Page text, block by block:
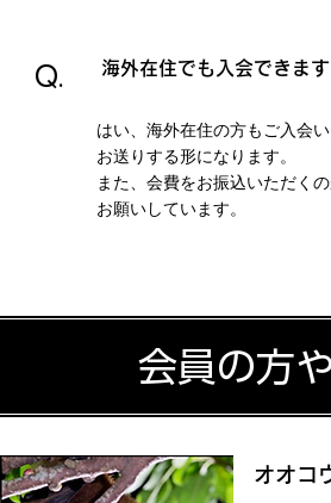
​Q. 海外在住でも入会できます
はい、海外在住の方もご入会
お送りする形になります。
また、会費をお振込いただく
お願いしています。
会員の方
オオコ